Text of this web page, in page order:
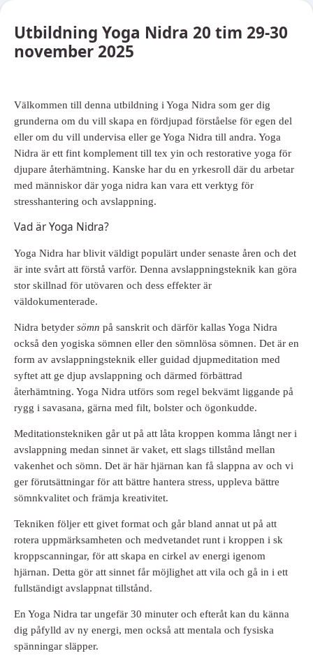
Utbildning Yoga Nidra 20 tim 29-30
november 2025
Välkommen till denna utbildning i Yoga Nidra som ger dig
grunderna om du vill skapa en fördjupad förståelse för egen del
eller om du vill undervisa eller ge Yoga Nidra till andra. Yoga
Nidra är ett fint komplement till tex yin och restorative yoga för
djupare återhämtning. Kanske har du en yrkesroll där du arbetar
med människor där yoga nidra kan vara ett verktyg för
stresshantering och avslappning.
Vad är Yoga Nidra?
Yoga Nidra har blivit väldigt populärt under senaste åren och det
är inte svårt att förstå varför. Denna avslappningsteknik kan göra
stor skillnad för utövaren och dess effekter är
väldokumenterade.
Nidra betyder sömn på sanskrit och därför kallas Yoga Nidra
också den yogiska sömnen eller den sömnlösa sömnen. Det är en
form av avslappningsteknik eller guidad djupmeditation med
syftet att ge djup avslappning och därmed förbättrad
återhämtning. Yoga Nidra utförs som regel bekvämt liggande på
rygg i savasana, gärna med filt, bolster och ögonkudde.
Meditationstekniken går ut på att låta kroppen komma långt ner i
avslappning medan sinnet är vaket, ett slags tillstånd mellan
vakenhet och sömn. Det är här hjärnan kan få slappna av och vi
ger förutsättningar för att bättre hantera stress, uppleva bättre
sömnkvalitet och främja kreativitet.
Tekniken följer ett givet format och går bland annat ut på att
rotera uppmärksamheten och medvetandet runt i kroppen i sk
kroppscanningar, för att skapa en cirkel av energi igenom
hjärnan. Detta gör att sinnet får möjlighet att vila och gå in i ett
fullständigt avslappnat tillstånd.
En Yoga Nidra tar ungefär 30 minuter och efteråt kan du känna
dig påfylld av ny energi, men också att mentala och fysiska
spänningar släpper.